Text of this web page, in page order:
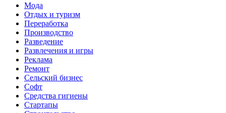
Мода
Отдых и туризм
Переработка
Производство
Разведение
Развлечения и игры
Реклама
Ремонт
Сельский бизнес
Софт
Средства гигиены
Стартапы